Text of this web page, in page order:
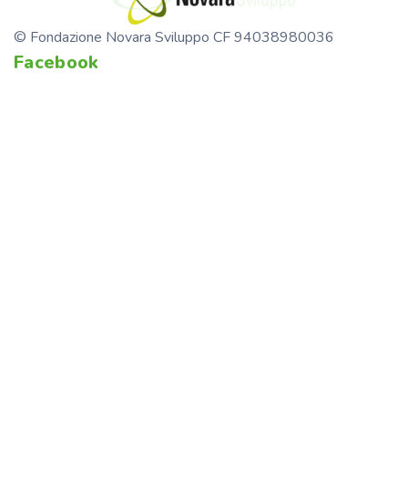
© Fondazione Novara Sviluppo CF 94038980036
Facebook